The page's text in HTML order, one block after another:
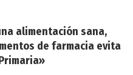
alimentación sana,
de farmacia evita